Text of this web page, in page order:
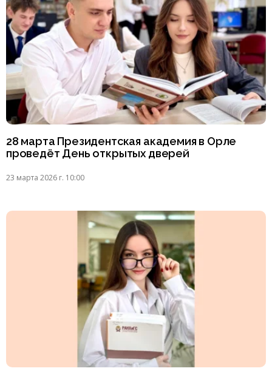
28 марта Президентская академия в Орле
проведёт День открытых дверей
23 марта 2026 г. 10:00